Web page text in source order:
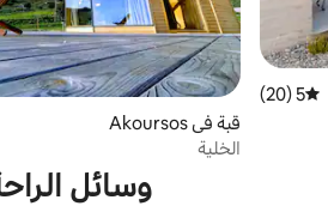
متوسط التقييم 5 من 5، 20 مراجعات
5 (20)
قبة في Akoursos
الخلية
وسائل